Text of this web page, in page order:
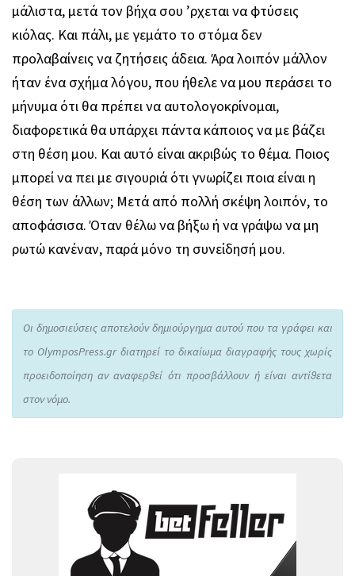
μάλιστα, μετά τον βήχα σου ’ρχεται να φτύσεις
κιόλας. Και πάλι, με γεμάτο το στόμα δεν
προλαβαίνεις να ζητήσεις άδεια. Άρα λοιπόν μάλλον
ήταν ένα σχήμα λόγου, που ήθελε να μου περάσει το
μήνυμα ότι θα πρέπει να αυτολογοκρίνομαι,
διαφορετικά θα υπάρχει πάντα κάποιος να με βάζει
στη θέση μου. Και αυτό είναι ακριβώς το θέμα. Ποιος
μπορεί να πει με σιγουριά ότι γνωρίζει ποια είναι η
θέση των άλλων; Μετά από πολλή σκέψη λοιπόν, το
αποφάσισα. Όταν θέλω να βήξω ή να γράψω να μη
ρωτώ κανέναν, παρά μόνο τη συνείδησή μου.
Οι δημοσιεύσεις αποτελούν δημιούργημα αυτού που τα γράφει και
το OlymposPress.gr διατηρεί το δικαίωμα διαγραφής τους χωρίς
προειδοποίηση αν αναφερθεί ότι προσβάλλουν ή είναι αντίθετα
στον νόμο.